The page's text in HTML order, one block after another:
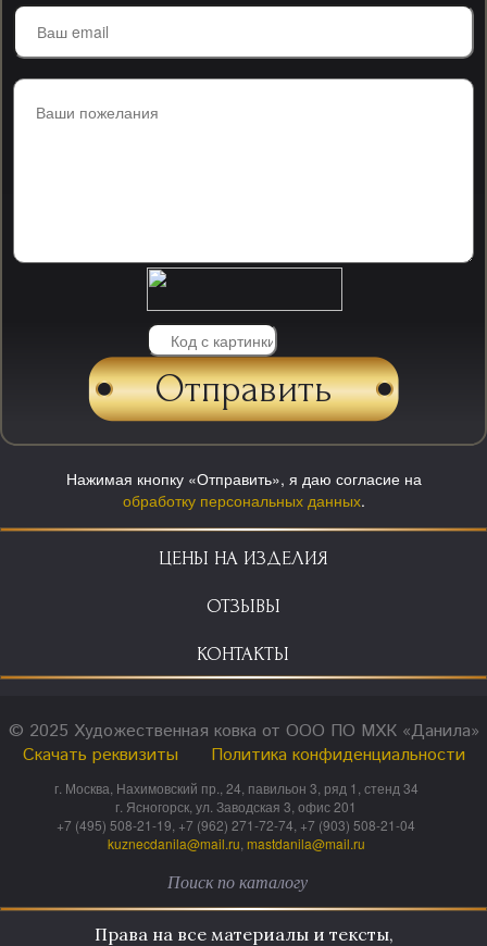
Нажимая кнопку «Отправить», я даю согласие на
обработку персональных данных.
ЦЕНЫ НА ИЗДЕЛИЯ
ОТЗЫВЫ
КОНТАКТЫ
© 2025 Художественная ковка от ООО ПО МХК «Данила»
Скачать реквизиты
Политика конфиденциальности
г. Москва, Нахимовский пр., 24, павильон 3, ряд 1, стенд 34
г. Ясногорск, ул. Заводская 3, офис 201
+7 (495) 508-21-19, +7 (962) 271-72-74, +7 (903) 508-21-04
kuznecdanila@mail.ru mastdanila@mail.ru
Права на все материалы и тексты,